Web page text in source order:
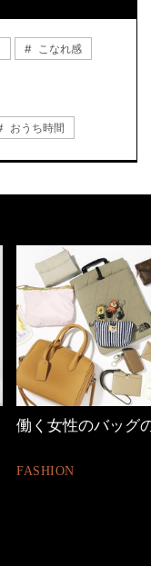
こなれ感
おうち時間
働く女性のバッグ
FASHION